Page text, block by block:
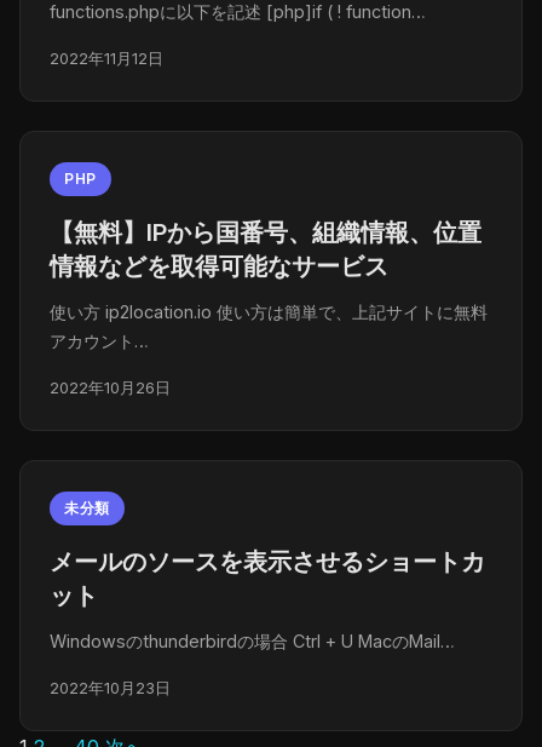
functions.phpに以下を記述 [php]if ( ! function…
2022年11月12日
PHP
【無料】IPから国番号、組織情報、位置
情報などを取得可能なサービス
使い方 ip2location.io 使い方は簡単で、上記サイトに無料
アカウント…
2022年10月26日
未分類
メールのソースを表示させるショートカ
ット
Windowsのthunderbirdの場合 Ctrl + U MacのMail…
2022年10月23日